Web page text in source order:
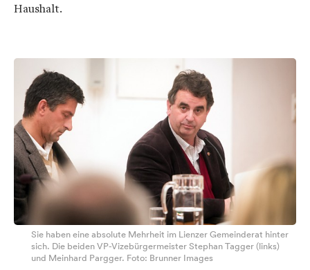
Haushalt.
Sie haben eine absolute Mehrheit im Lienzer Gemeinderat hinter
sich. Die beiden VP-Vizebürgermeister Stephan Tagger (links)
und Meinhard Pargger. Foto: Brunner Images